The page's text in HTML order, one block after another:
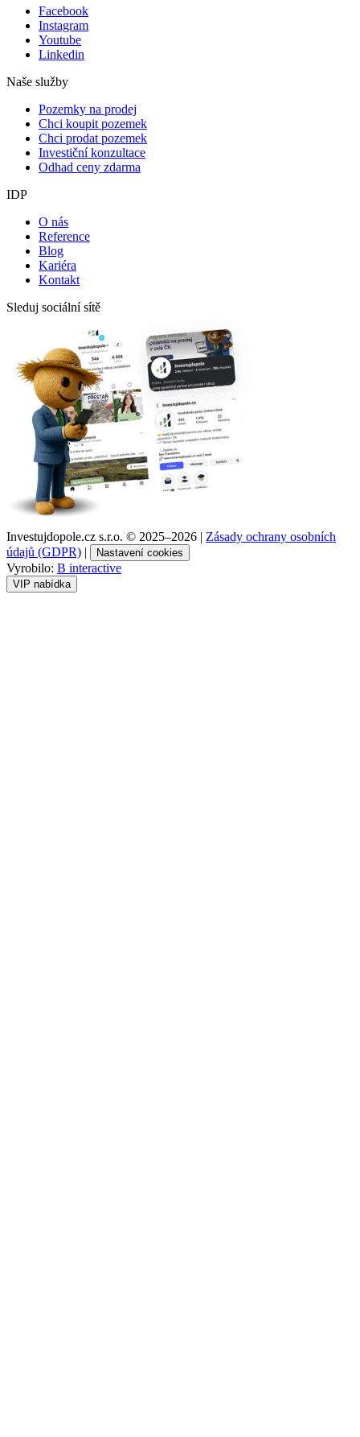
Facebook
Instagram
Youtube
Linkedin
Naše služby
Pozemky na prodej
Chci koupit pozemek
Chci prodat pozemek
Investiční konzultace
Odhad ceny zdarma
IDP
O nás
Reference
Blog
Kariéra
Kontakt
Sleduj sociální sítě
Investujdopole.cz s.r.o. © 2025–2026 | Zásady ochrany osobních
údajů (GDPR) | Nastavení cookies
Vyrobilo: B interactive
VIP nabídka